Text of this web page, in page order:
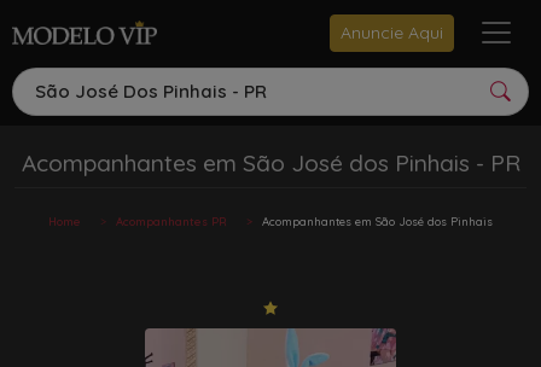
Anuncie Aqui
São José Dos Pinhais - PR
Acompanhantes em São José dos Pinhais - PR
Home Acompanhantes PR Acompanhantes em São José dos Pinhais